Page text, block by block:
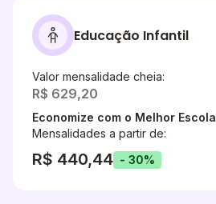
Educação Infantil
Valor mensalidade cheia:
R$ 629,20
Economize com o Melhor Escola
Mensalidades a partir de:
R$ 440,44 - 30%